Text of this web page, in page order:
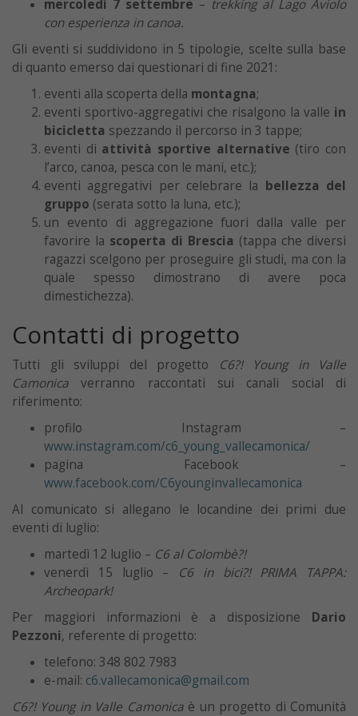
mercoledì 7 settembre – trekking al Lago Aviolo
con esperienza in canoa.
Gli eventi si suddividono in 5 tipologie, scelte sulla base
di quanto emerso dai questionari di fine 2021:
eventi alla scoperta della montagna;
eventi sportivo-aggregativi che risalgono la valle in
bicicletta spezzando il percorso in 3 tappe;
eventi di attività sportive alternative (tiro con
l’arco, canoa, pesca con le mani, etc.);
eventi aggregativi per celebrare la bellezza del
gruppo (serata sotto la luna, etc.);
un evento di aggregazione fuori dalla valle per
favorire la scoperta di Brescia (tappa che diversi
ragazzi scelgono per proseguire gli studi, ma con la
quale spesso dimostrano di avere poca
dimestichezza).
Contatti di progetto
Tutti gli sviluppi del progetto
C6?! Young in Valle
Camonica verranno raccontati sui canali social di
riferimento:
profilo Instagram –
www.instagram.com/c6_young_vallecamonica/
pagina Facebook –
www.facebook.com/C6younginvallecamonica
Al comunicato si allegano le locandine dei primi due
eventi di luglio:
martedì 12 luglio – C6 al Colombè?!
venerdì 15 luglio – C6 in bici?! PRIMA TAPPA:
Archeopark!
Per maggiori informazioni è a disposizione Dario
Pezzoni, referente di progetto:
telefono: 348 802 7983
e-mail: c6.vallecamonica@gmail.com
C6?! Young in Valle Camonicaè un progetto di Comunità